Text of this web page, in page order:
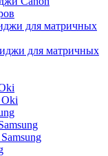
для матричных
для матричных